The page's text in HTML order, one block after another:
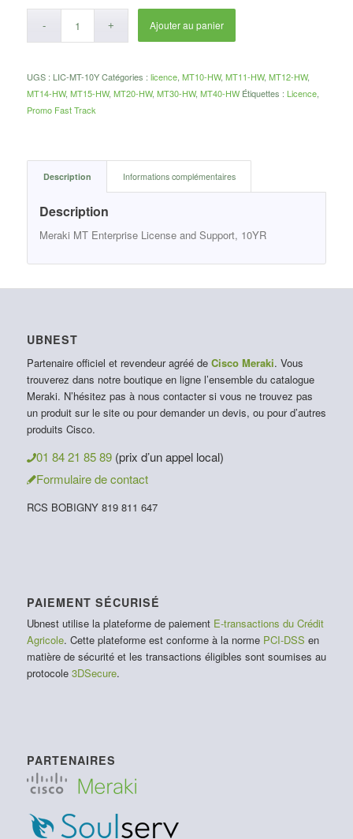
Ajouter au panier
UGS : LIC-MT-10Y Catégories : licence, MT10-HW, MT11-HW, MT12-HW,
MT14-HW, MT15-HW, MT20-HW, MT30-HW, MT40-HW Étiquettes : Licence,
Promo Fast Track
Description Informations complémentaires
Description
Meraki MT Enterprise License and Support, 10YR
UBNEST
Partenaire officiel et revendeur agréé de Cisco Meraki. Vous
trouverez dans notre boutique en ligne l’ensemble du catalogue
Meraki. N’hésitez pas à nous contacter si vous ne trouvez pas
un produit sur le site ou pour demander un devis, ou pour d’autres
produits Cisco.
01 84 21 85 89 (prix d’un appel local)
Formulaire de contact
RCS BOBIGNY 819 811 647
PAIEMENT SÉCURISÉ
Ubnest utilise la plateforme de paiement E-transactions du Crédit
Agricole. Cette plateforme est conforme à la norme PCI-DSS en
matière de sécurité et les transactions éligibles sont soumises au
protocole 3DSecure.
PARTENAIRES